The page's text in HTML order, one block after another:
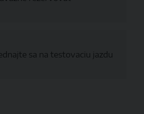
sa na testovaciu jazdu